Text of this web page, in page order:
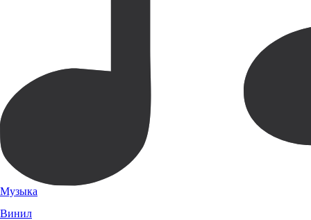
Музыка
Винил